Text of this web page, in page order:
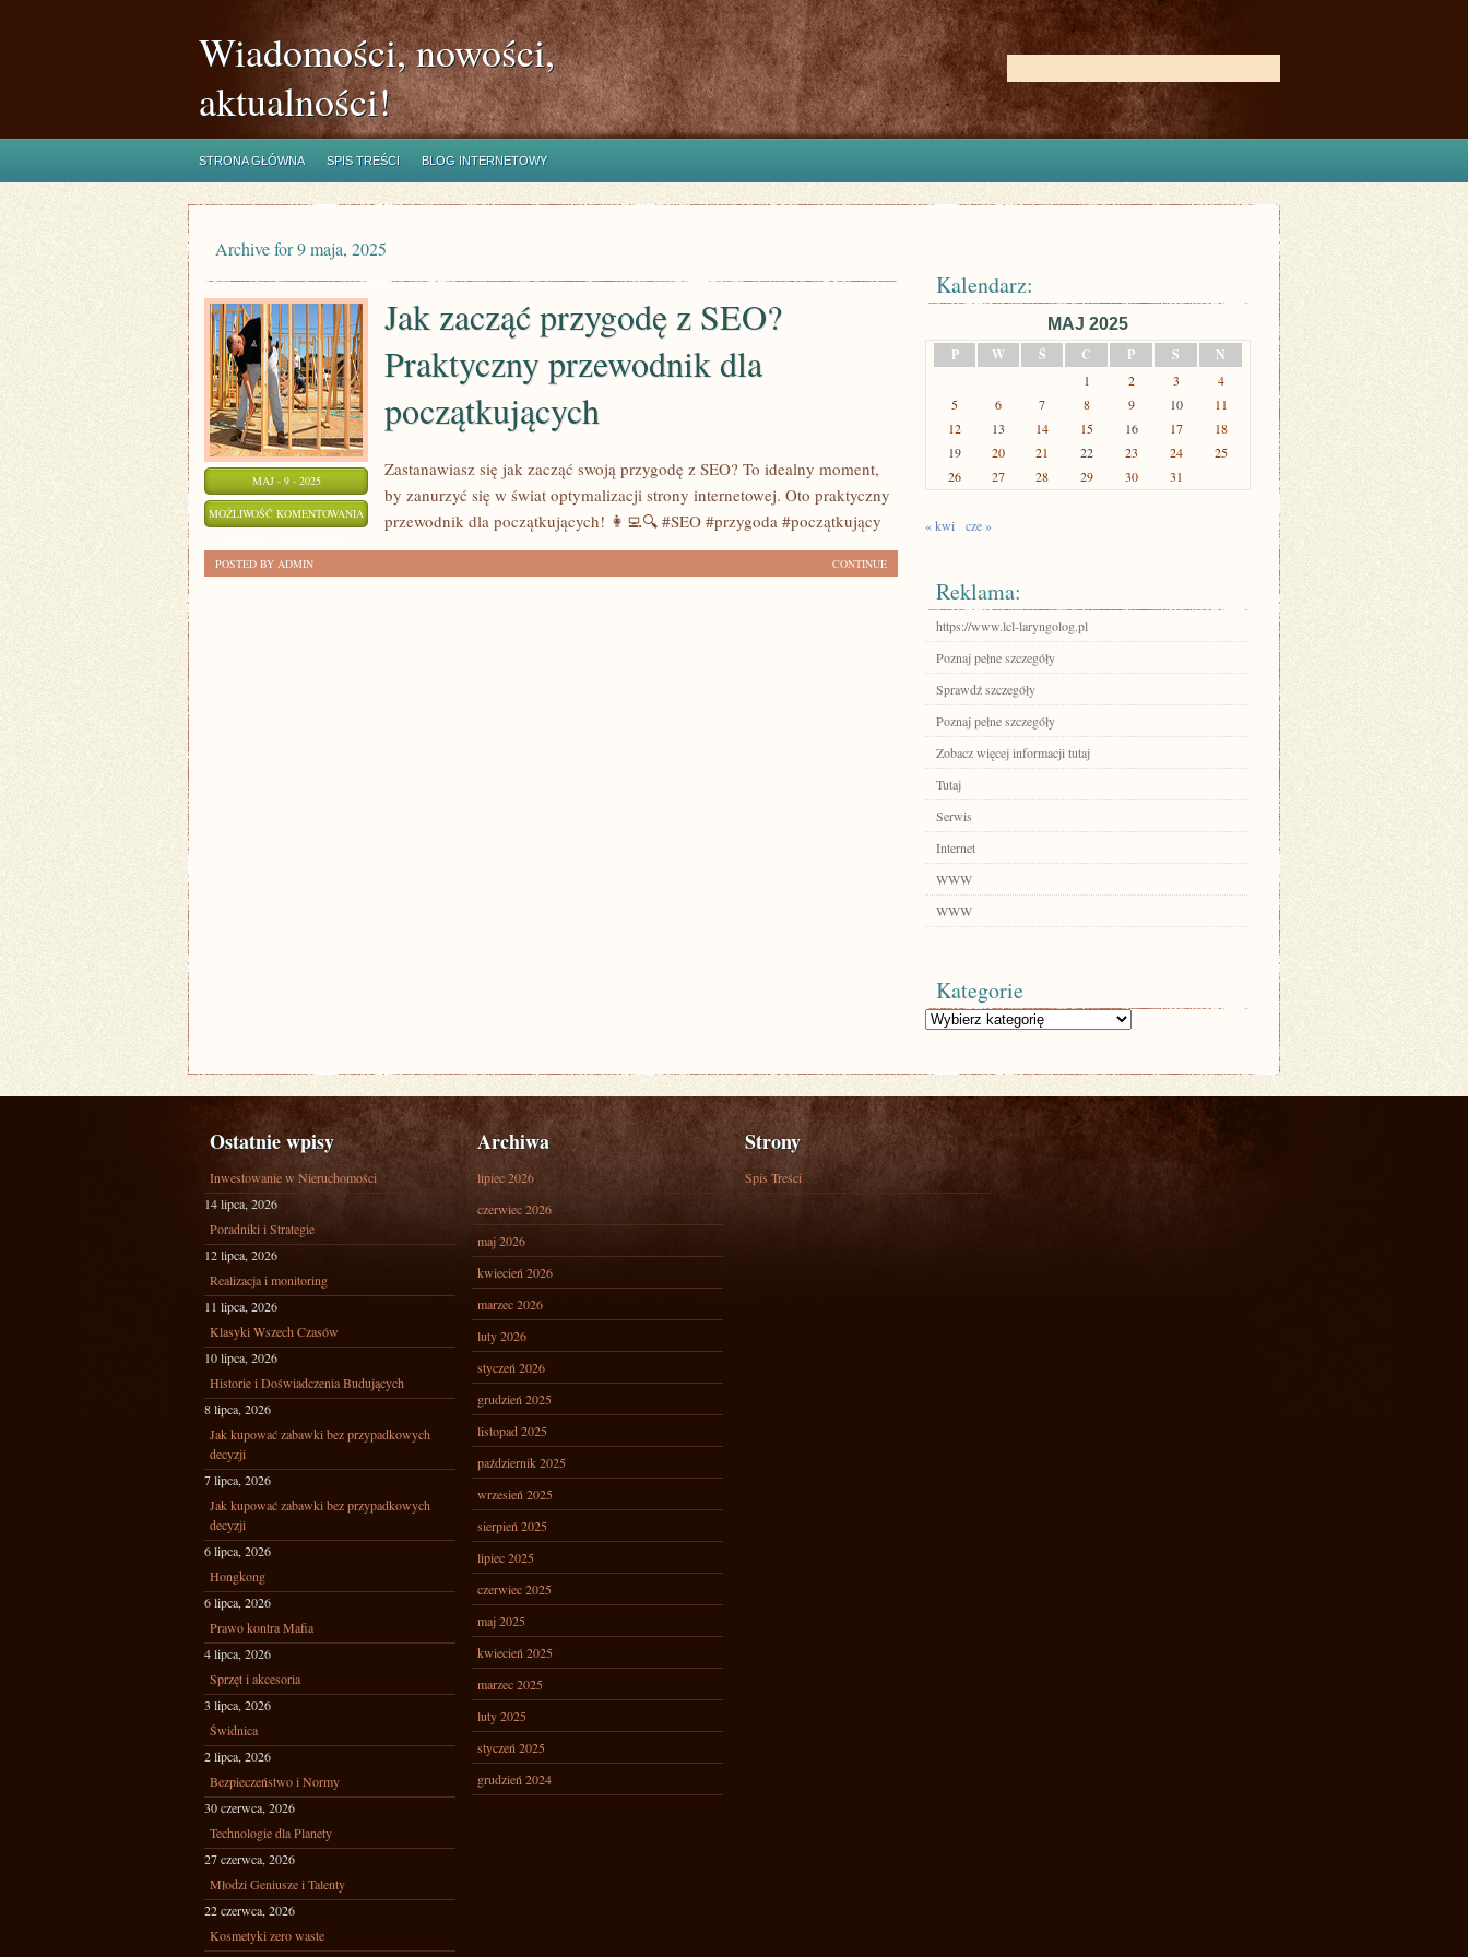
Wiadomości, nowości,
aktualności!
STRONA GŁÓWNA SPIS TREŚCI BLOG INTERNETOWY
Archive for 9 maja, 2025
MAJ - 9 - 2025
MOŻLIWOŚĆ KOMENTOWANIA
Jak zacząć przygodę z SEO?
Praktyczny przewodnik dla
początkujących
Zastanawiasz się jak zacząć swoją przygodę z SEO? To idealny moment,
by zanurzyć się w świat optymalizacji strony internetowej. Oto praktyczny
przewodnik dla początkujących! 👩‍💻🔍 #SEO #przygoda #początkujący
CONTINUE
POSTED BY ADMIN
Kalendarz:
MAJ 2025
P
W Ś C P S N
1 2 3
4
5
6 7 8 9 10
11
12
13 14 15 16 17
18
19
20 21 22 23 24
25
26
27 28 29 30 31
« kwi cze »
Reklama:
https://www.lcl-laryngolog.pl
Poznaj pełne szczegóły
Sprawdź szczegóły
Poznaj pełne szczegóły
Zobacz więcej informacji tutaj
Tutaj
Serwis
Internet
WWW
WWW
Kategorie
Kategorie
Ostatnie wpisy
Inwestowanie w Nieruchomości
14 lipca, 2026
Poradniki i Strategie
12 lipca, 2026
Realizacja i monitoring
11 lipca, 2026
Klasyki Wszech Czasów
10 lipca, 2026
Historie i Doświadczenia Budujących
8 lipca, 2026
Jak kupować zabawki bez przypadkowych
decyzji
7 lipca, 2026
Jak kupować zabawki bez przypadkowych
decyzji
6 lipca, 2026
Hongkong
6 lipca, 2026
Prawo kontra Mafia
4 lipca, 2026
Sprzęt i akcesoria
3 lipca, 2026
Świdnica
2 lipca, 2026
Bezpieczeństwo i Normy
30 czerwca, 2026
Technologie dla Planety
27 czerwca, 2026
Młodzi Geniusze i Talenty
22 czerwca, 2026
Kosmetyki zero waste
Archiwa
lipiec 2026
czerwiec 2026
maj 2026
kwiecień 2026
marzec 2026
luty 2026
styczeń 2026
grudzień 2025
listopad 2025
październik 2025
wrzesień 2025
sierpień 2025
lipiec 2025
czerwiec 2025
maj 2025
kwiecień 2025
marzec 2025
luty 2025
styczeń 2025
grudzień 2024
Strony
Spis Treści